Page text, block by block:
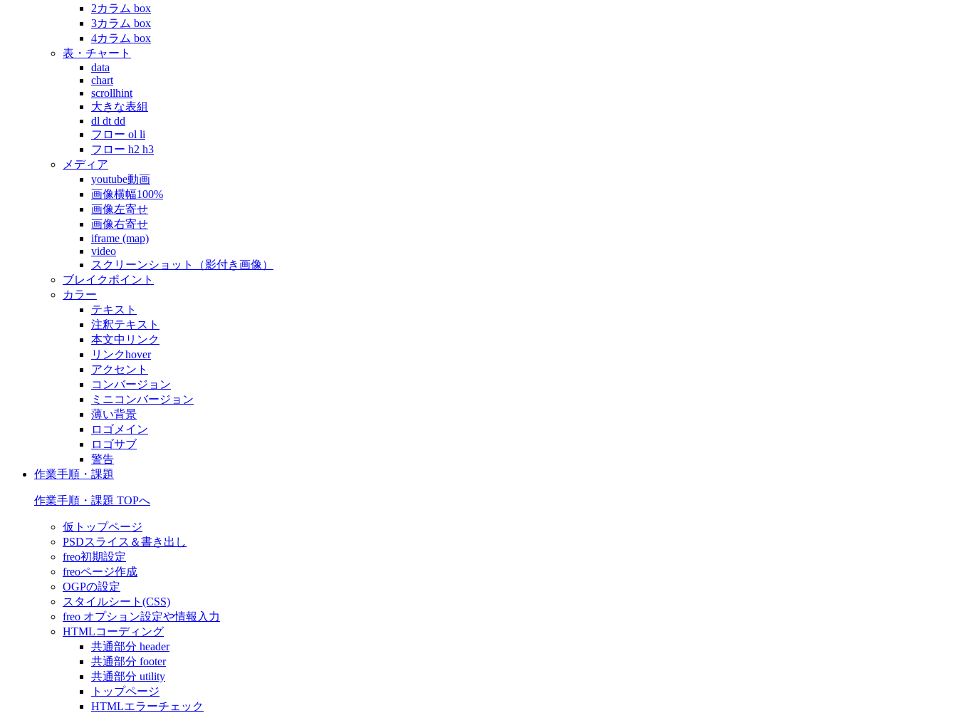
2カラム box
3カラム box
4カラム box
表・チャート
data
chart
scrollhint
大きな表組
dl dt dd
フロー ol li
フロー h2 h3
メディア
youtube動画
画像横幅100%
画像左寄せ
画像右寄せ
iframe (map)
video
スクリーンショット（影付き画像）
ブレイクポイント
カラー
テキスト
注釈テキスト
本文中リンク
リンクhover
アクセント
コンバージョン
ミニコンバージョン
薄い背景
ロゴメイン
ロゴサブ
警告
作業手順・課題
作業手順・課題 TOPへ
仮トップページ
PSDスライス＆書き出し
freo初期設定
freoページ作成
OGPの設定
スタイルシート(CSS)
freo オプション設定や情報入力
HTMLコーディング
共通部分 header
共通部分 footer
共通部分 utility
トップページ
HTMLエラーチェック